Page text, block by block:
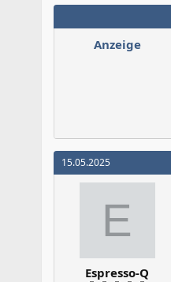
Anzeige
15.05.2025
E
Espresso-Q